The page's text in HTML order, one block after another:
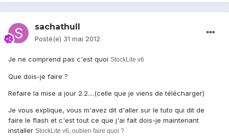
sachathull
Posté(e) 31 mai 2012
Je ne comprend pas c'est quoi StockLite v6
Que dois-je faire ?
Refaire la mise a jour 2.2....(celle que je viens de télécharger)
Je vous explique, vous m'avez dit d'aller sur le tuto qui dit de
faire le flash et c'est tout ce que j'ai fait dois-je maintenant
installer StockLite v6, oubien faire quoi ?